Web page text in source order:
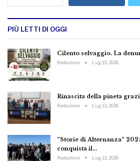
PIÙ LETTI DI OGGI
Cilento selvaggio. La
Redazione Lug 13, 2026
Rinascita della pineta
Redazione Lug 13, 2026
“Storie di Alternanza”
conquista il…
Redazione Lug 13, 2026